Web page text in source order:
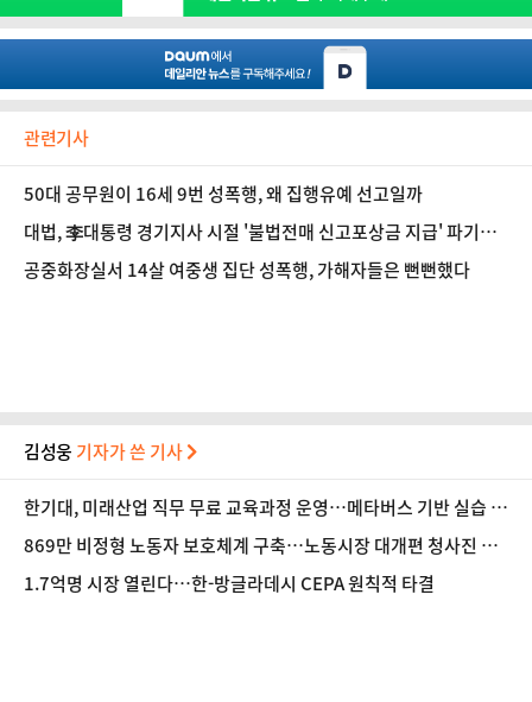
관련기사
50대 공무원이 16세 9번 성폭행, 왜 집행유예 선고일까
대법, 李대통령 경기지사 시절 '불법전매 신고포상금 지급' 파기환
송
공중화장실서 14살 여중생 집단 성폭행, 가해자들은 뻔뻔했다
김성웅 기자가 쓴 기사
한기대, 미래산업 직무 무료 교육과정 운영…메타버스 기반 실습 도
입
869만 비정형 노동자 보호체계 구축…노동시장 대개편 청사진 공
개
1.7억명 시장 열린다…한-방글라데시 CEPA 원칙적 타결